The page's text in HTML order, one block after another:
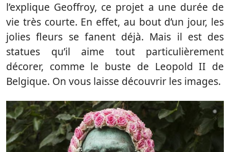
l’explique Geoffroy, ce projet a une durée de
vie très courte. En effet, au bout d’un jour, les
jolies fleurs se fanent déjà. Mais il est des
statues qu’il aime tout particulièrement
décorer, comme le buste de Leopold II de
Belgique. On vous laisse découvrir les images.